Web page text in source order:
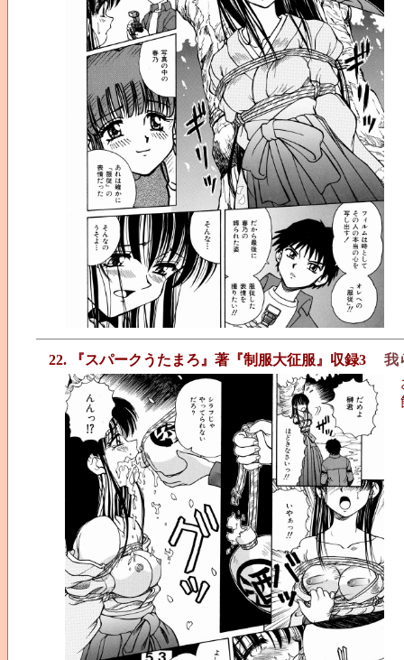
22. 『スパークうたまろ』著『制服大征服』収録3
我